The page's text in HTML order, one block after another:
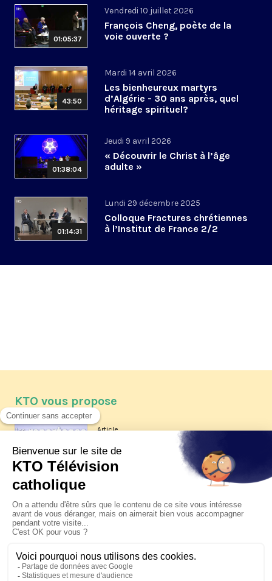
01:05:37
Vendredi 10 juillet 2026
François Cheng, poète de la
voie ouverte ?
43:50
Mardi 14 avril 2026
Les bienheureux martyrs
d’Algérie - 30 ans après, quel
héritage spirituel?
01:38:04
Jeudi 9 avril 2026
« Découvrir le Christ à l’âge
adulte »
01:14:31
Lundi 29 décembre 2025
Colloque Fractures chrétiennes
à l’Institut de France 2/2
KTO vous propose
Article
Les reportages d'été 2026 de KTO
La visite pastorale du pape Léon
XIV à Assise à suivre sur KTO le
jeudi 6 août
Le pape en Uruguay, Argentine et
Pérou du 6 au 17 novembre 2026